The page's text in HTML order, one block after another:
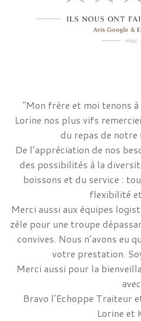
"Mon frère et moi tenons
Lorine nos plus vifs
du repas de
De l’appréciation de nos
des possibilités à la
boissons et du service :
flexibilité
Merci aussi aux équipes
zèle pour une troupe
convives. Nous n’avons eu
votre prestation.
Merci aussi pour la
Bravo l’Echoppe Traiteur
Lorine et